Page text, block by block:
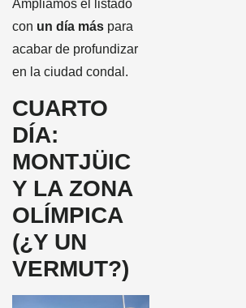
Ampliamos el listado
con un día más para
acabar de profundizar
en la ciudad condal.
CUARTO
DÍA:
MONTJÜIC
Y LA ZONA
OLÍMPICA
(¿Y UN
VERMUT?)